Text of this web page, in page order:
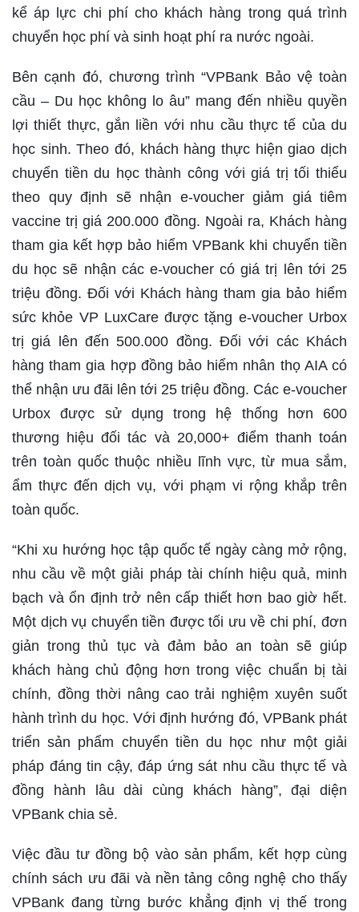
kể áp lực chi phí cho khách hàng trong quá trình
chuyển học phí và sinh hoạt phí ra nước ngoài.
Bên cạnh đó, chương trình “VPBank Bảo vệ toàn
cầu – Du học không lo âu” mang đến nhiều quyền
lợi thiết thực, gắn liền với nhu cầu thực tế của du
học sinh. Theo đó, khách hàng thực hiện giao dịch
chuyển tiền du học thành công với giá trị tối thiểu
theo quy định sẽ nhận e-voucher giảm giá tiêm
vaccine trị giá 200.000 đồng. Ngoài ra, Khách hàng
tham gia kết hợp bảo hiểm VPBank khi chuyển tiền
du học sẽ nhận các e-voucher có giá trị lên tới 25
triệu đồng. Đối với Khách hàng tham gia bảo hiểm
sức khỏe VP LuxCare được tặng e-voucher Urbox
trị giá lên đến 500.000 đồng. Đối với các Khách
hàng tham gia hợp đồng bảo hiểm nhân thọ AIA có
thể nhận ưu đãi lên tới 25 triệu đồng. Các e-voucher
Urbox được sử dụng trong hệ thống hơn 600
thương hiệu đối tác và 20,000+ điểm thanh toán
trên toàn quốc thuộc nhiều lĩnh vực, từ mua sắm,
ẩm thực đến dịch vụ, với phạm vi rộng khắp trên
toàn quốc.
“Khi xu hướng học tập quốc tế ngày càng mở rộng,
nhu cầu về một giải pháp tài chính hiệu quả, minh
bạch và ổn định trở nên cấp thiết hơn bao giờ hết.
Một dịch vụ chuyển tiền được tối ưu về chi phí, đơn
giản trong thủ tục và đảm bảo an toàn sẽ giúp
khách hàng chủ động hơn trong việc chuẩn bị tài
chính, đồng thời nâng cao trải nghiệm xuyên suốt
hành trình du học. Với định hướng đó, VPBank phát
triển sản phẩm chuyển tiền du học như một giải
pháp đáng tin cậy, đáp ứng sát nhu cầu thực tế và
đồng hành lâu dài cùng khách hàng”, đại diện
VPBank chia sẻ.
Việc đầu tư đồng bộ vào sản phẩm, kết hợp cùng
chính sách ưu đãi và nền tảng công nghệ cho thấy
VPBank đang từng bước khẳng định vị thế trong